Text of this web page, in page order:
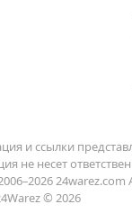
и ссылки
не несет
24warez.com
© 2026